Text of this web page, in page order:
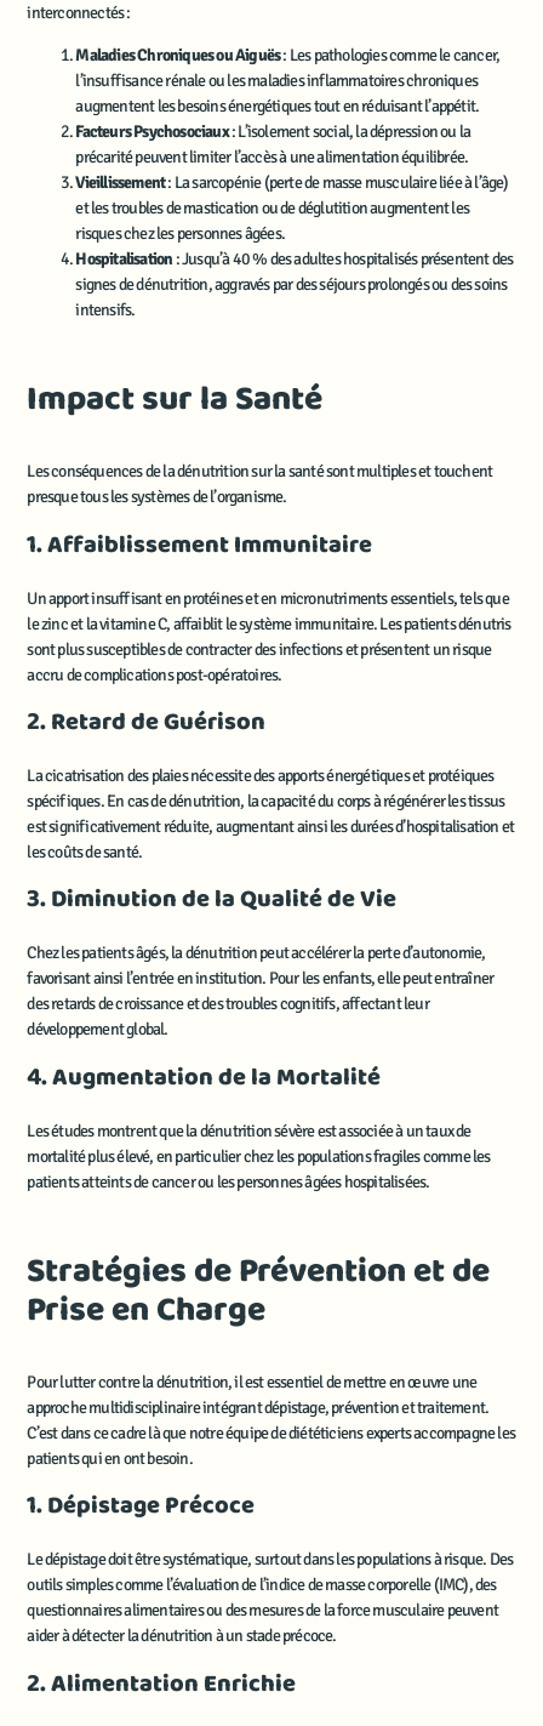
interconnectés :
Maladies Chroniques ou Aiguës: Les pathologies comme le cancer,
l’insuffisance rénale ou les maladies inflammatoires chroniques
augmentent les besoins énergétiques tout en réduisant l’appétit.
Facteurs Psychosociaux: L’isolement social, la dépression ou la
précarité peuvent limiter l’accès à une alimentation équilibrée.
Vieillissement: La sarcopénie (perte de masse musculaire liée à l’âge)
et les troubles de mastication ou de déglutition augmentent les
risques chez les personnes âgées.
Hospitalisation : Jusqu’à 40 % des adultes hospitalisés présentent des
signes de dénutrition, aggravés par des séjours prolongés ou des soins
intensifs.
Impact sur la Santé
Les conséquences de la dénutrition sur la santé sont multiples et touchent
presque tous les systèmes de l’organisme.
1. Affaiblissement Immunitaire
Un apport insuffisant en protéines et en micronutriments essentiels, tels que
le zinc et la vitamine C, affaiblit le système immunitaire. Les patients dénutris
sont plus susceptibles de contracter des infections et présentent un risque
accru de complications post-opératoires.
2. Retard de Guérison
La cicatrisation des plaies nécessite des apports énergétiques et protéiques
spécifiques. En cas de dénutrition, la capacité du corps à régénérer les tissus
est significativement réduite, augmentant ainsi les durées d’hospitalisation et
les coûts de santé.
3. Diminution de la Qualité de Vie
Chez les patients âgés, la dénutrition peut accélérer la perte d’autonomie,
favorisant ainsi l’entrée en institution. Pour les enfants, elle peut entraîner
des retards de croissance et des troubles cognitifs, affectant leur
développement global.
4. Augmentation de la Mortalité
Les études montrent que la dénutrition sévère est associée à un taux de
mortalité plus élevé, en particulier chez les populations fragiles comme les
patients atteints de cancer ou les personnes âgées hospitalisées.
Stratégies de Prévention et de
Prise en Charge
Pour lutter contre la dénutrition, il est essentiel de mettre en œuvre une
approche multidisciplinaire intégrant dépistage, prévention et traitement.
C’est dans ce cadre là que notre équipe de diététiciens experts accompagne les
patients qui en ont besoin.
1. Dépistage Précoce
Le dépistage doit être systématique, surtout dans les populations à risque. Des
outils simples comme l’évaluation de l’indice de masse corporelle (IMC), des
questionnaires alimentaires ou des mesures de la force musculaire peuvent
aider à détecter la dénutrition à un stade précoce.
2. Alimentation Enrichie